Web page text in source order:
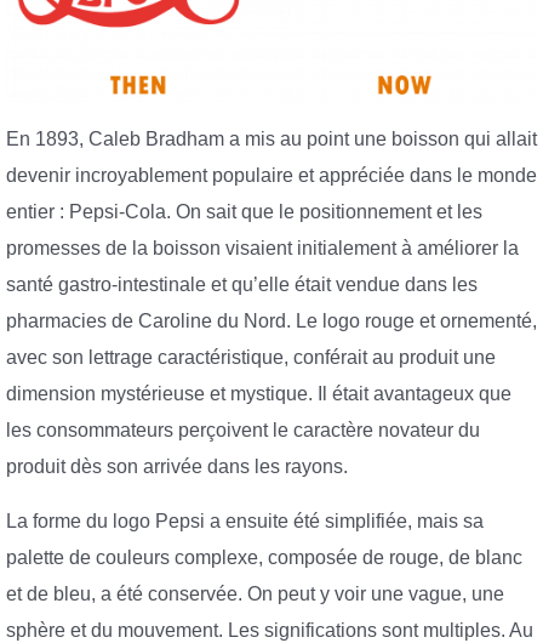
En 1893, Caleb Bradham a mis au point une boisson qui allait
devenir incroyablement populaire et appréciée dans le monde
entier : Pepsi-Cola. On sait que le positionnement et les
promesses de la boisson visaient initialement à améliorer la
santé gastro-intestinale et qu’elle était vendue dans les
pharmacies de Caroline du Nord. Le logo rouge et ornementé,
avec son lettrage caractéristique, conférait au produit une
dimension mystérieuse et mystique. Il était avantageux que
les consommateurs perçoivent le caractère novateur du
produit dès son arrivée dans les rayons.
La forme du logo Pepsi a ensuite été simplifiée, mais sa
palette de couleurs complexe, composée de rouge, de blanc
et de bleu, a été conservée. On peut y voir une vague, une
sphère et du mouvement. Les significations sont multiples. Au